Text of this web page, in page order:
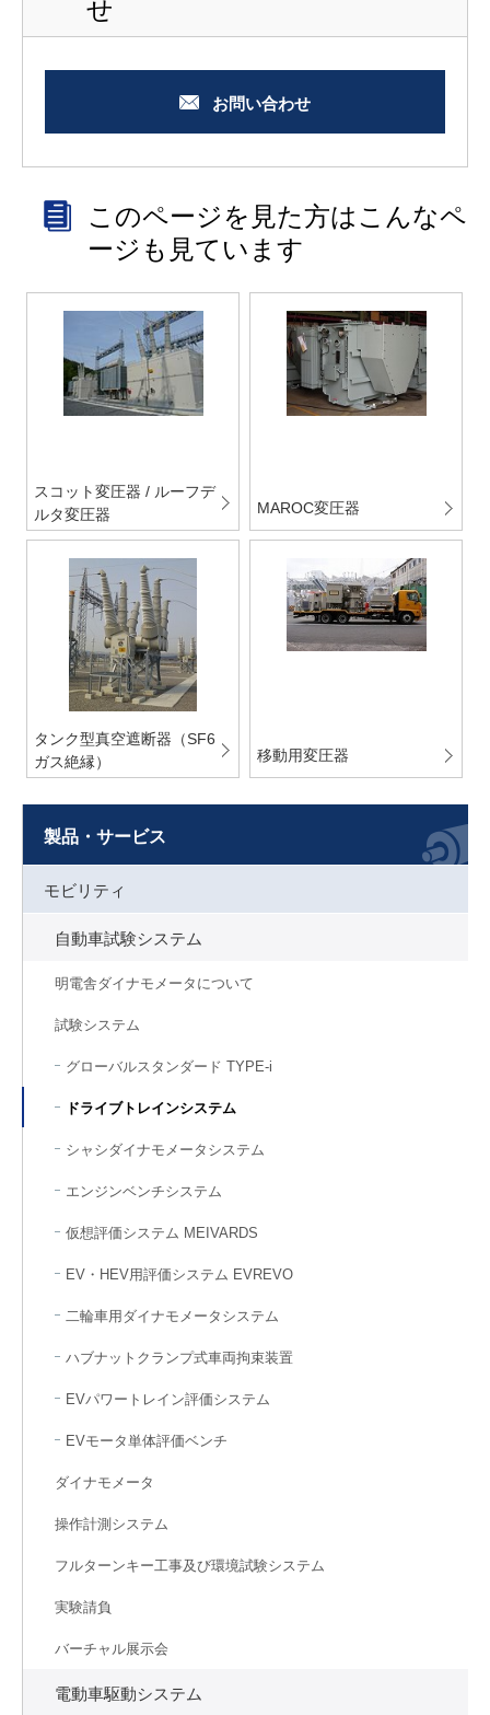
せ
お問い合わせ
このページを見た方はこんなペ
ージも見ています
スコット変圧器 / ルーフデ
ルタ変圧器
MAROC変圧器
タンク型真空遮断器（SF6
ガス絶縁）
移動用変圧器
製品・サービス
モビリティ
自動車試験システム
明電舎ダイナモメータについて
試験システム
グローバルスタンダード TYPE-i
ドライブトレインシステム
シャシダイナモメータシステム
エンジンベンチシステム
仮想評価システム MEIVARDS
EV・HEV用評価システム EVREVO
二輪車用ダイナモメータシステム
ハブナットクランプ式車両拘束装置
EVパワートレイン評価システム
EVモータ単体評価ベンチ
ダイナモメータ
操作計測システム
フルターンキー工事及び環境試験システム
実験請負
バーチャル展示会
電動車駆動システム